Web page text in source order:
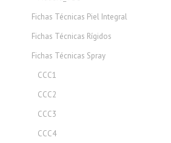
Fichas Técnicas Piel Integral
Fichas Técnicas Rígidos
Fichas Técnicas Spray
CCC1
CCC2
CCC3
CCC4